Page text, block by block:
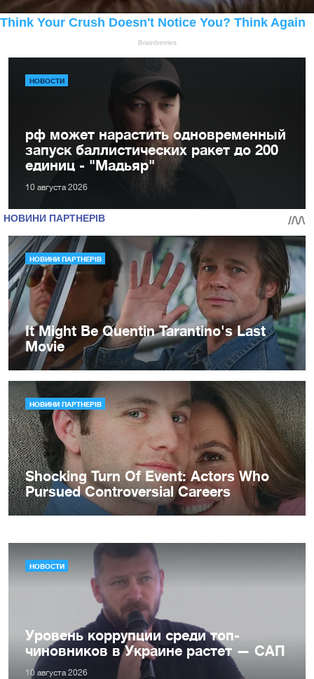
НОВОСТИ
рф может нарастить одновременный
запуск баллистических ракет до 200
единиц - "Мадьяр"
10 августа 2026
НОВОСТИ
Уровень коррупции среди топ-
чиновников в Украине растет — САП
10 августа 2026